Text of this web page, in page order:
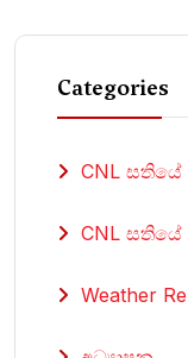
Categories
CNL
CNL
Weather